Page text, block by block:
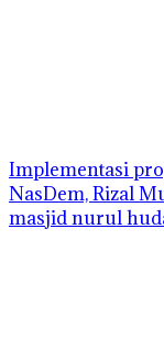
Implementasi
NasDem, Rizal
masjid nurul